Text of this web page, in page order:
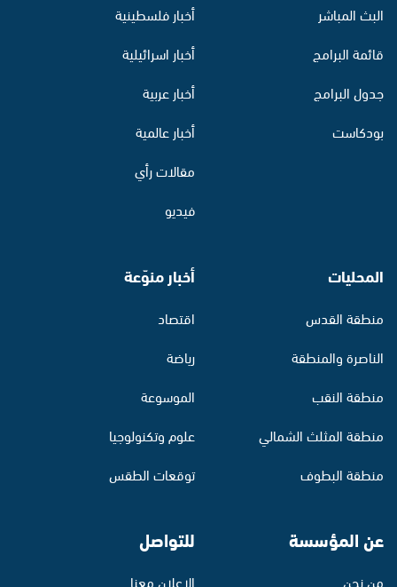
البث المباشر
قائمة البرامج
جدول البرامج
بودكاست
أخبار فلسطينية
أخبار اسرائيلية
أخبار عربية
أخبار عالمية
مقالات رأي
فيديو
المحليات
منطقة القدس
الناصرة والمنطقة
منطقة النقب
منطقة المثلث الشمالي
منطقة البطوف
أخبار منوّعة
اقتصاد
رياضة
الموسوعة
علوم وتكنولوجيا
توقعات الطقس
عن المؤسسة
من نحن
للتواصل
الإعلان معنا